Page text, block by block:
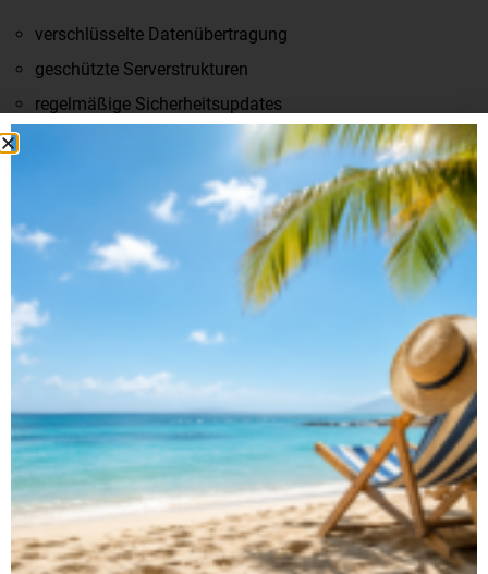
verschlüsselte Datenübertragung
geschützte Serverstrukturen
regelmäßige Sicherheitsupdates
Zusammenarbeit mit zertifizierten Providern
Der kürzlich erfolgte Angriff auf unsere alte Webseitenstruktur
hat ausschließlich die Seiteninhalte betroffen –
Kundendaten
waren zu keinem Zeitpunkt gefährdet.
TRANSPARENZ SCHAFFT
VERTRAUEN
Gerade in sensiblen Bereichen wie Finanzierung oder Leasing
müssen sich Kunden sicher fühlen können. Deshalb setzen wir
auf:
nachvollziehbare Prozesse
transparente Kommunikation